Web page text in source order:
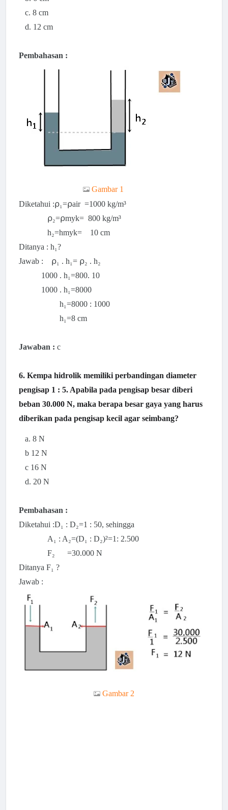
c. 8 cm
d. 12 cm
Pembahasan :
Gambar 1
Diketahui :⍴₁=⍴air =1000 kg/m³
⍴₂=⍴myk= 800 kg/m³
h₂=hmyk= 10 cm
Ditanya : h₁?
Jawab : ⍴₁ . h₁= ⍴₂ . h₂
1000 . h₁=800. 10
1000 . h₁=8000
h₁=8000 : 1000
h₁=8 cm
Jawaban : c
6. Kempa hidrolik memiliki perbandingan diameter
pengisap 1 : 5. Apabila pada pengisap besar diberi
beban 30.000 N, maka berapa besar gaya yang harus
diberikan pada pengisap kecil agar seimbang?
a. 8 N
b 12 N
c 16 N
d. 20 N
Pembahasan :
Diketahui :D₁ : D₂=1 : 50, sehingga
A₁ : A₂=(D₁ : D₂)²=1: 2.500
F₂ =30.000 N
Ditanya F₁ ?
Jawab :
Gambar 2